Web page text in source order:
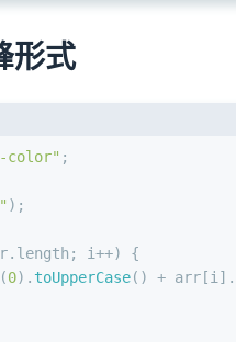
形式
color" ;
);
length ; i++) {
(0). toUpperCase() + arr[i].